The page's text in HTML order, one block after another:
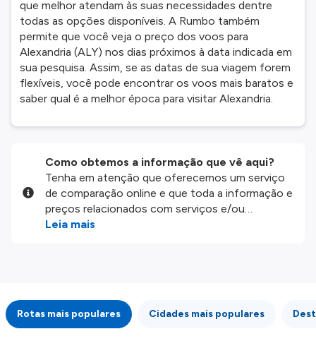
que melhor atendam às suas necessidades dentre
todas as opções disponíveis. A Rumbo também
permite que você veja o preço dos voos para
Alexandria (ALY) nos dias próximos à data indicada em
sua pesquisa. Assim, se as datas de sua viagem forem
flexíveis, você pode encontrar os voos mais baratos e
saber qual é a melhor época para visitar Alexandria.
Como obtemos a informação que vê aqui?
Tenha em atenção que oferecemos um serviço
de comparação online e que toda a informação e
preços relacionados com serviços e/ou
produtos disponíveis no nosso website são
integridade ou pela precisão da informação
publicada, por isso verifique com atenção todas
as condições no website do parceiro antes de
Leia mais
Rotas mais populares Cidades mais populares